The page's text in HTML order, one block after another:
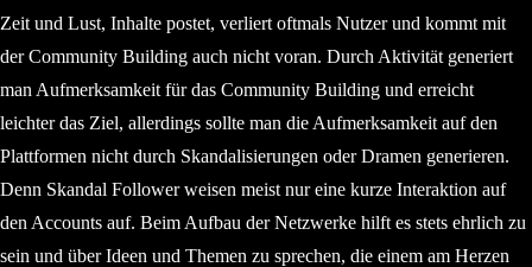
Zeit und Lust, Inhalte postet, verliert oftmals Nutzer und kommt mit
der Community Building auch nicht voran. Durch Aktivität generiert
man Aufmerksamkeit für das Community Building und erreicht
leichter das Ziel, allerdings sollte man die Aufmerksamkeit auf den
Plattformen nicht durch Skandalisierungen oder Dramen generieren.
Denn Skandal Follower weisen meist nur eine kurze Interaktion auf
den Accounts auf. Beim Aufbau der Netzwerke hilft es stets ehrlich zu
sein und über Ideen und Themen zu sprechen, die einem am Herzen